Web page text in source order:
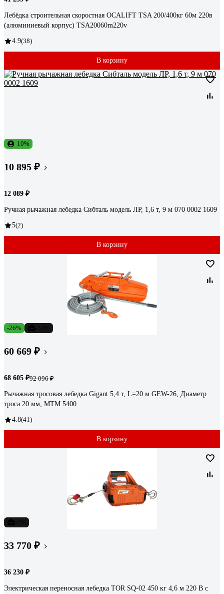
Лебёдка строительная скоростная OCALIFT TSA 200/400кг 60м 220в
(алюминиевый корпус) TSA20060m220v
4.9(38)
В корзину
-10%
10 895 ₽
12 089 ₽
Ручная рычажная лебедка Сибталь модель ЛР, 1,6 т, 9 м 070 0002 1609
5(2)
В корзину
-26%
60 669 ₽
68 605 ₽92 096 ₽
Рычажная тросовая лебедка Gigant 5,4 т, L=20 м GEW-26, Диаметр
троса 20 мм, МТМ 5400
4.8(41)
В корзину
33 770 ₽
36 230 ₽
Электрическая переносная лебедка TOR SQ-02 450 кг 4,6 м 220 В с